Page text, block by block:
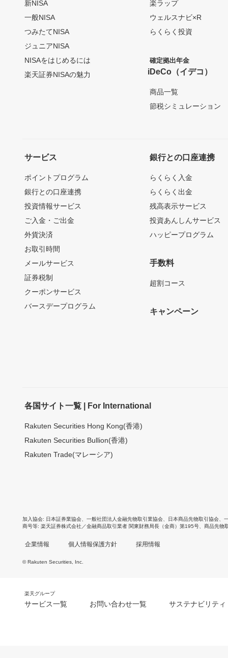
新NISA
一般NISA
つみたてNISA
ジュニアNISA
NISAをはじめるには
楽天証券NISAの魅力
楽ラップ
ウェルスナビ×R
らくらく投資
確定拠出年金
iDeCo（イデコ）
商品一覧
節税シミュレーション
サービス
ポイントプログラム
銀行との口座連携
投資情報サービス
ご入金・ご出金
外貨決済
お取引時間
メールサービス
証券税制
クーポンサービス
バースデープログラム
銀行との口座連携
らくらく入金
らくらく出金
残高表示サービス
投資あんしんサービス
ハッピープログラム
手数料
超割コース
キャンペーン
各国サイト一覧 | For International
Rakuten Securities Hong Kong(香港)
Rakuten Securities Bullion(香港)
Rakuten Trade(マレーシア)
加入協会 日本証券業協会 一般社団法人金融先物取引業協会 日本商品先物取引協会
商号等 楽天証券株式会社／金融商品取引業者 関東財務局長（金商）第195号、商品先物
企業情報 個人情報保護方針 採用情報
© Rakuten Securities, Inc.
楽天グループ
サービス一覧 お問い合わせ一覧 サステナビリティ